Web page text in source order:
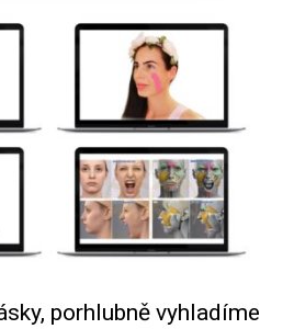
porhlubně vyhladíme